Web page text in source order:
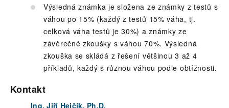
Výsledná známka je složena ze známky z testů s
váhou po 15% (každý z testů 15% váha, tj.
celková váha testů je 30%) a známky ze
závěrečné zkoušky s váhou 70%. Výsledná
zkouška se skládá z řešení většinou 3 až 4
příkladů, každý s různou váhou podle obtížnosti.
Kontakt
Ing. Jiří Hejčík, Ph.D.